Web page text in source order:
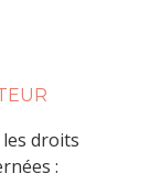
droits
: